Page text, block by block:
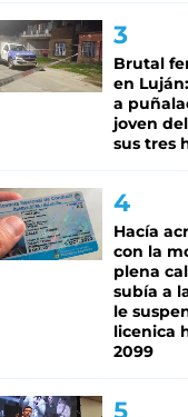
Brutal
en
a
joven
sus tres
Hacía
con la
plena
subía a
le
licenica
2099